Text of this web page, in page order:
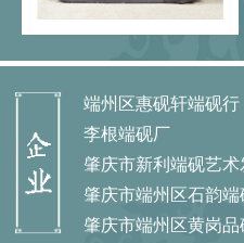
端州区惠砚轩端砚行
李根端砚厂
肇庆市新利端砚艺
肇庆市端州区石韵
肇庆市端州区黄岗